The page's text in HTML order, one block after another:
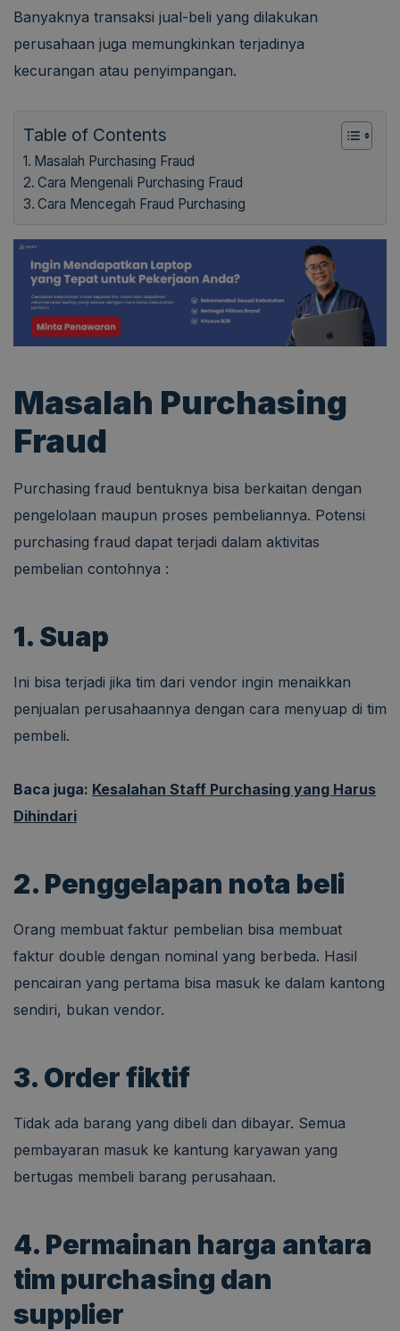
Banyaknya transaksi jual-beli yang dilakukan
perusahaan juga memungkinkan terjadinya
kecurangan atau penyimpangan.
Table of Contents
Masalah Purchasing Fraud
Cara Mengenali Purchasing Fraud
Cara Mencegah Fraud Purchasing
Masalah Purchasing
Fraud
Purchasing fraud bentuknya bisa berkaitan dengan
pengelolaan maupun proses pembeliannya. Potensi
purchasing fraud dapat terjadi dalam aktivitas
pembelian contohnya :
1. Suap
Ini bisa terjadi jika tim dari vendor ingin menaikkan
penjualan perusahaannya dengan cara menyuap di tim
pembeli.
Baca juga: Kesalahan Staff Purchasing yang Harus
Dihindari
2. Penggelapan nota beli
Orang membuat faktur pembelian bisa membuat
faktur double dengan nominal yang berbeda. Hasil
pencairan yang pertama bisa masuk ke dalam kantong
sendiri, bukan vendor.
3. Order fiktif
Tidak ada barang yang dibeli dan dibayar. Semua
pembayaran masuk ke kantung karyawan yang
bertugas membeli barang perusahaan.
4. Permainan harga antara
tim purchasing dan
supplier